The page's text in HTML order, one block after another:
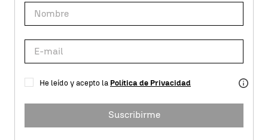
He leído y acepto la Política de Privacidad
Suscribirme